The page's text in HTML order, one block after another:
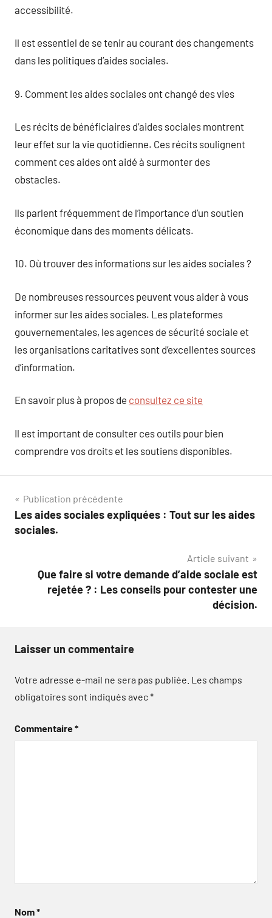
accessibilité.
Il est essentiel de se tenir au courant des changements
dans les politiques d’aides sociales.
9. Comment les aides sociales ont changé des vies
Les récits de bénéficiaires d’aides sociales montrent
leur effet sur la vie quotidienne. Ces récits soulignent
comment ces aides ont aidé à surmonter des
obstacles.
Ils parlent fréquemment de l’importance d’un soutien
économique dans des moments délicats.
10. Où trouver des informations sur les aides sociales ?
De nombreuses ressources peuvent vous aider à vous
informer sur les aides sociales. Les plateformes
gouvernementales, les agences de sécurité sociale et
les organisations caritatives sont d’excellentes sources
d’information.
En savoir plus à propos de consultez ce site
Il est important de consulter ces outils pour bien
comprendre vos droits et les soutiens disponibles.
Navigation
de
Publication précédente
Les aides sociales expliquées : Tout sur les aides
sociales.
Article suivant
Que faire si votre demande d’aide sociale est
rejetée ? : Les conseils pour contester une
décision.
Laisser un commentaire
Votre adresse e-mail ne sera pas publiée. Les champs
obligatoires sont indiqués avec*
Commentaire*
Nom*